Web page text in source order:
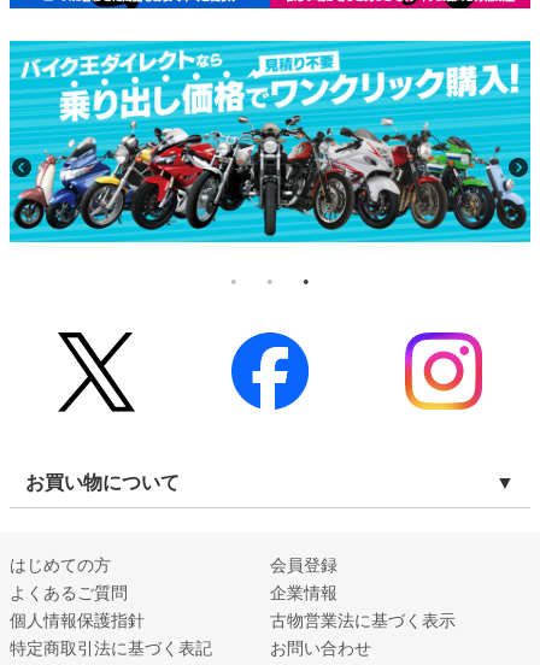
お買い物について
はじめての方
会員登録
よくあるご質問
企業情報
個人情報保護指針
古物営業法に基づく表示
特定商取引法に基づく表記
お問い合わせ